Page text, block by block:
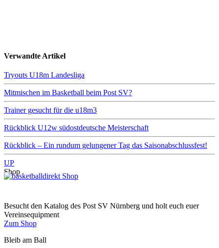
Verwandte Artikel
Tryouts U18m Landesliga
Mitmischen im Basketball beim Post SV?
Trainer gesucht für die u18m3
Rückblick U12w südostdeutsche Meisterschaft
Rückblick – Ein rundum gelungener Tag das Saisonabschlussfest!
UP
Shop
Besucht den Katalog des Post SV Nürnberg und holt euch euer
Vereinsequipment
Zum Shop
Bleib am Ball